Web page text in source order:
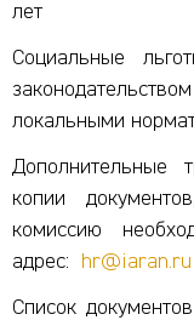
лет
Социальные
локальными
Дополнительные
копии
комиссию
адрес:
hr@iaran.ru
Список